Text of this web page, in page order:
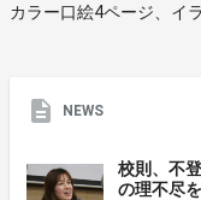
カラー口絵4ページ、イ
NEWS
校則、不
の理不尽